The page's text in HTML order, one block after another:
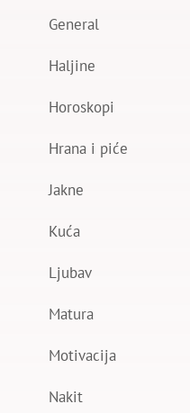
General
Haljine
Horoskopi
Hrana i piće
Jakne
Kuća
Ljubav
Matura
Motivacija
Nakit